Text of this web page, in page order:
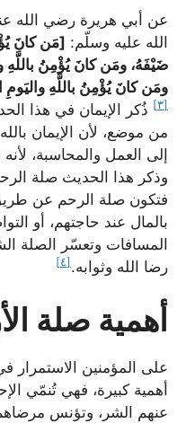
عن أبي هريرة رضي الله
الله عليه وسلّم: [مَن كانَ
ضَيْفَهُ، ومَن كانَ يُؤْمِنُ باللَّهِ
ومَن كانَ يُؤْمِنُ باللَّهِ
[٣]
ذُكر الإيمان في هذا
من موضع، لأن الإيمان
إلى العمل والمحاسبة،
وذكر هذا الحديث صلة
فتكون صلة الرحم عن طريق
بالمال عند حاجتهم، أو
المسافات وتعسّر الصلة
رضا الله وثوابه. [٤]
أهمية صلة
على المؤمنين الاستمرار
أهمية كبيرة، فهي تُنمّي
عنهم الشر، وتؤنس